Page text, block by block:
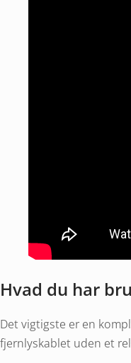
Hvad du har
Det vigtigste er en
fjernlyskablet uden et